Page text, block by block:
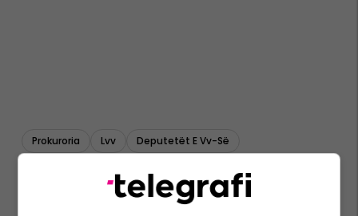
Prokuroria Lvv Deputetët E Vv-Së